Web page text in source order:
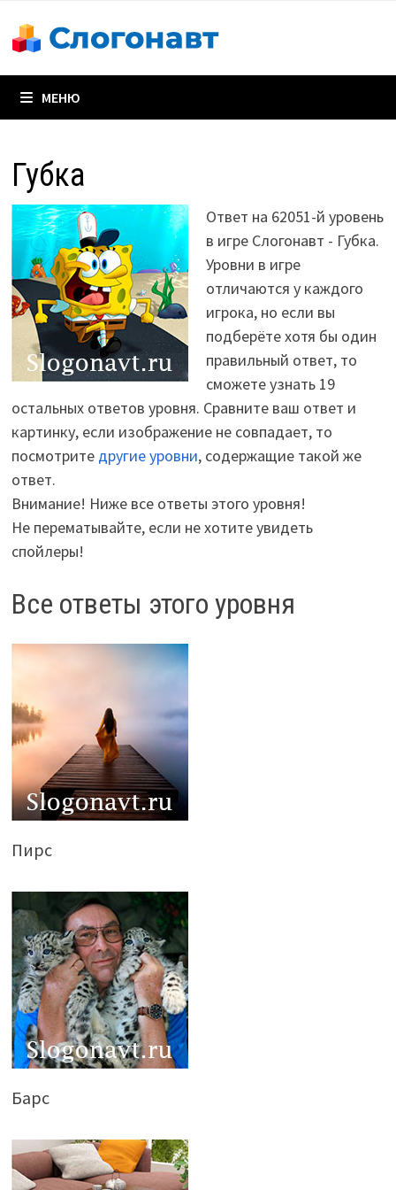
содержимому
МЕНЮ
Губка
Ответ на 62051-й уровень
в игре Слогонавт - Губка.
Уровни в игре
отличаются у каждого
игрока, но если вы
подберёте хотя бы один
правильный ответ, то
сможете узнать 19
остальных ответов уровня. Сравните ваш ответ и
картинку, если изображение не совпадает, то
посмотрите другие уровни, содержащие такой же
ответ.
Внимание! Ниже все ответы этого уровня!
Не перематывайте, если не хотите увидеть
спойлеры!
Все ответы этого уровня
Пирс
Барс